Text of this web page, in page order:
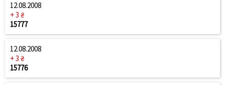
12.08.2008
+ 3 ₴
15777
12.08.2008
+ 3 ₴
15776